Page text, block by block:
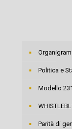
Politica e
Modello
Parità di